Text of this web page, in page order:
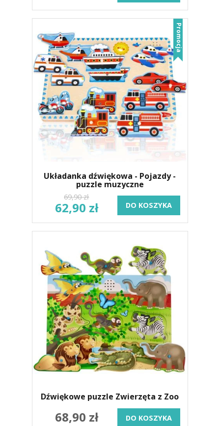
Układanka dźwiękowa - Pojazdy -
puzzle muzyczne
69,90 zł
62,90 zł
Promocja
DO KOSZYKA
Dźwiękowe puzzle Zwierzęta z Zoo
68,90 zł DO KOSZYKA